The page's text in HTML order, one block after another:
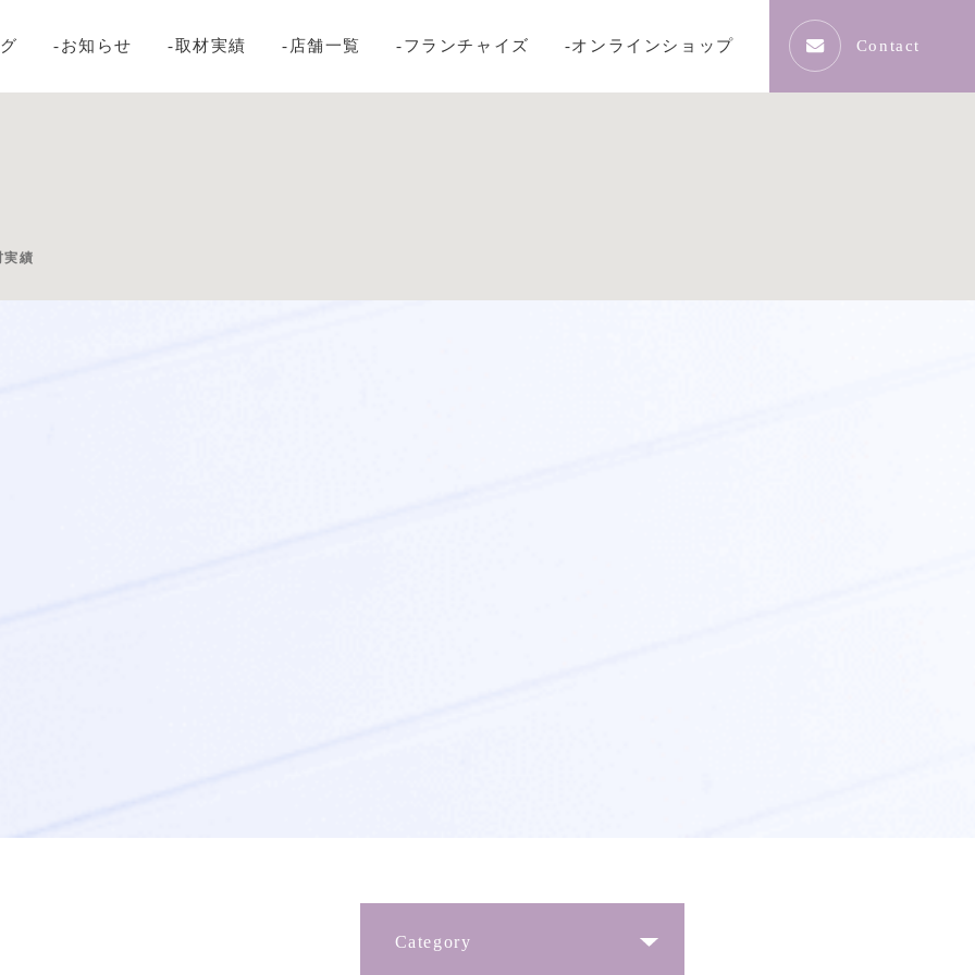
-お知らせ -取材実績 -店舗一覧 -フランチャイズ -オンラインショップ Contact
実績
Category